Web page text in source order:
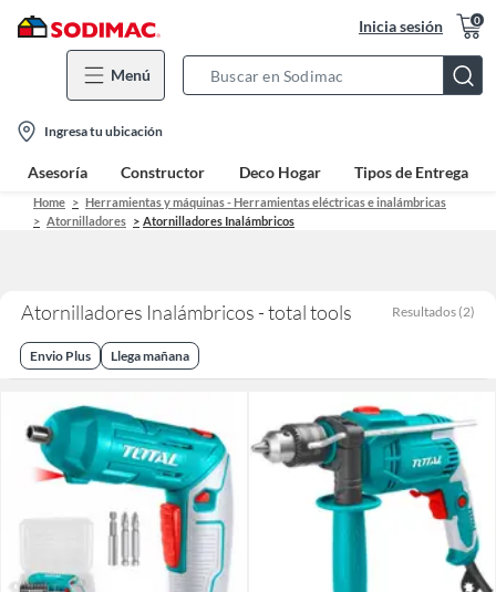
Inicia sesión 0
Menú
Bar
location-
icon
Ingresa tu ubicación
Asesoría Constructor Deco Hogar Tipos de Entrega
Home
Herramientas y máquinas - Herramientas eléctricas e inalámbricas
Atornilladores
Atornilladores Inalámbricos
Atornilladores Inalámbricos - total tools Resultados (2)
Envio Plus Llega mañana